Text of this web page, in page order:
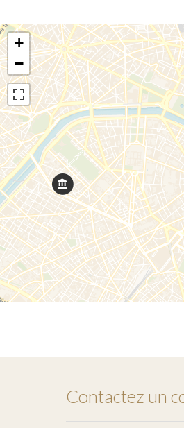
+
−
Contactez un